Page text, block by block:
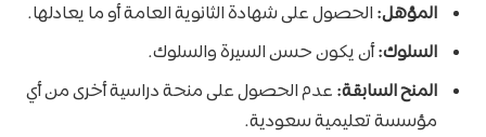
المؤهل: الحصول على شهادة الثانوية العامة أو ما يعادلها.
السلوك:أن يكون حسن السيرة والسلوك.
المنح السابقة: عدم الحصول على منحة دراسية أخرى من أي
مؤسسة تعليمية سعودية.